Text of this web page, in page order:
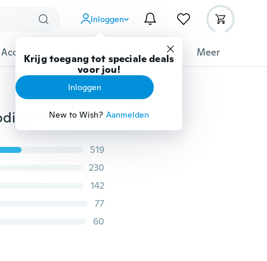
Inloggen
Krijg toegang tot speciale deals
voor jou!
Inloggen
New to Wish? Aanmelden
Gereedschap Meer
3 kleuren siliconen afwas spons scrubber keukenbenodigdheden schoonmaken antibacterieel hulpmiddel wasborstel
519
230
142
77
60